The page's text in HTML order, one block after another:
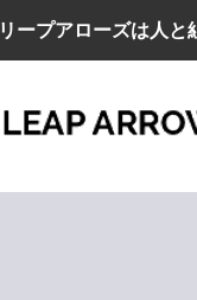
リープアローズは人と